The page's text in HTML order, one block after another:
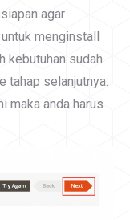
agar
menginstall
kebutuhan sudah
tahap selanjutnya.
maka anda harus